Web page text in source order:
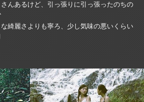
んあるけど、引っ張りに引っ張ったのちの
綺麗さよりも寧ろ、少し気味の悪いくらい